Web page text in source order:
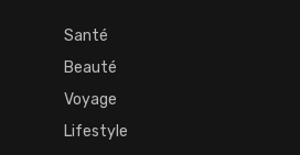
Santé
Beauté
Voyage
Lifestyle